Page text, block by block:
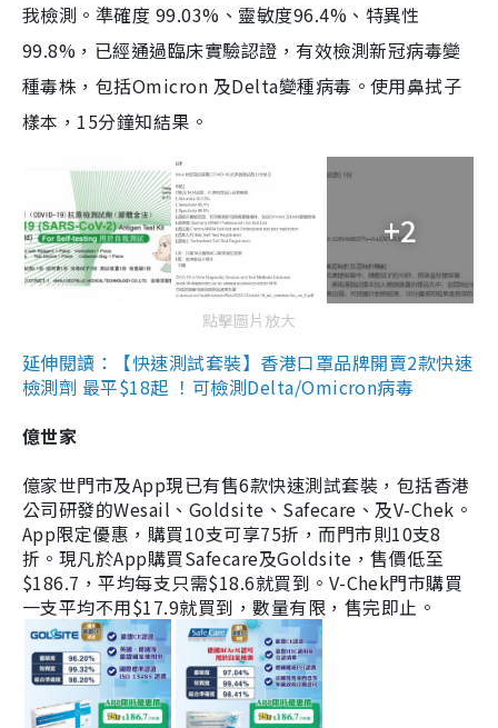
我檢測。準確度 99.03%、靈敏度96.4%、特異性
99.8%，已經通過臨床實驗認證，有效檢測新冠病毒變
種毒株，包括Omicron 及Delta變種病毒。使用鼻拭子
樣本，15分鐘知結果。
+2
點擊圖片放大
延伸閱讀：【快速測試套裝】香港口罩品牌開賣2款快速
檢測劑 最平$18起 ！可檢測Delta/Omicron病毒
億世家
億家世門市及App現已有售6款快速測試套裝，包括香港
公司研發的Wesail、Goldsite、Safecare、及V-Chek。
App限定優惠，購買10支可享75折，而門市則10支8
折。現凡於App購買Safecare及Goldsite，售價低至
$186.7，平均每支只需$18.6就買到。V-Chek門市購買
一支平均不用$17.9就買到，數量有限，售完即止。